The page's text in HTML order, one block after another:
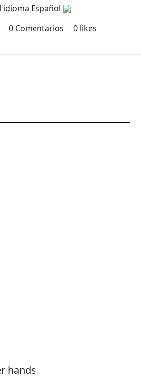
idioma Español
0 Comentarios 0 likes
hands